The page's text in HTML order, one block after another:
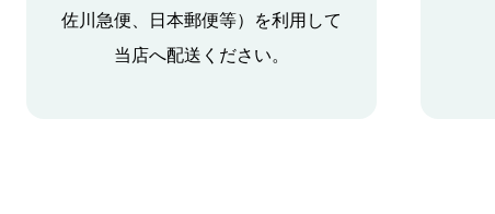
佐川急便、日本郵便等）を利用して
当店へ配送ください。